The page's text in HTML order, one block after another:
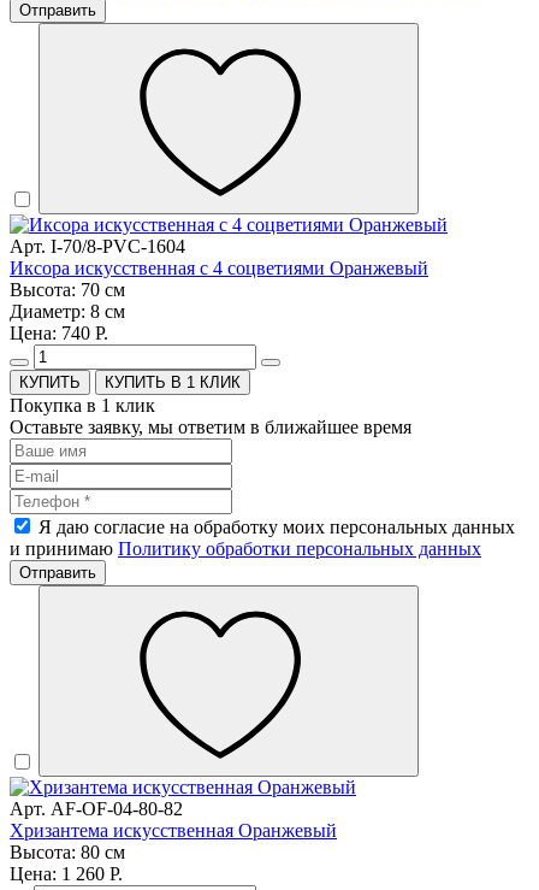
Отправить
Арт. I-70/8-PVC-1604
Иксора искусственная с 4 соцветиями Оранжевый
Высота: 70 см
Диаметр: 8 см
Цена: 740 Р.
КУПИТЬ В 1 КЛИК
Покупка в 1 клик
Оставьте заявку, мы ответим в ближайшее время
Я даю согласие на обработку моих персональных данных
и принимаю Политику обработки персональных данных
Отправить
Арт. AF-OF-04-80-82
Хризантема искусственная Оранжевый
Высота: 80 см
Цена: 1 260 Р.